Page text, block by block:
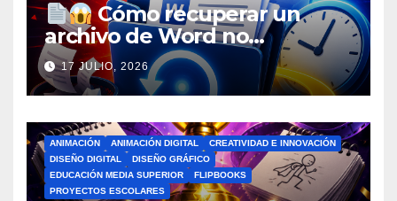
Cómo recuperar un
archivo de Word no
guardado antes de entrar en
pánico
17 JULIO, 2026
ANIMACIÓN ANIMACIÓN DIGITAL
CREATIVIDAD E INNOVACIÓN
DISEÑO DIGITAL
DISEÑO GRÁFICO
EDUCACIÓN MEDIA SUPERIOR
FLIPBOOKS
PROYECTOS ESCOLARES